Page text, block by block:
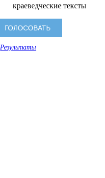
краеведческие тексты
Результаты